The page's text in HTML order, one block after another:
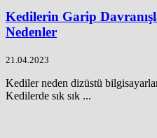
Kedilerin Garip
Nedenler
21.04.2023
Kediler neden dizüstü
Kedilerde sık sık ...